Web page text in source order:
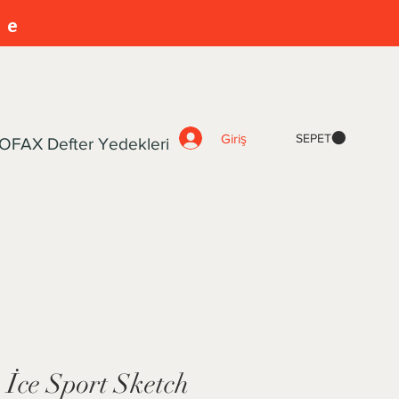
SEPET
Giriş
Defter Yedekleri
Sport Sketch